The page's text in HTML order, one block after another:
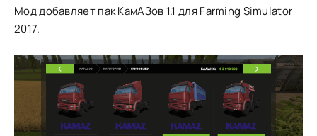
Мод добавляет пак КамАЗов 1.1 для Farming Simulator
2017.